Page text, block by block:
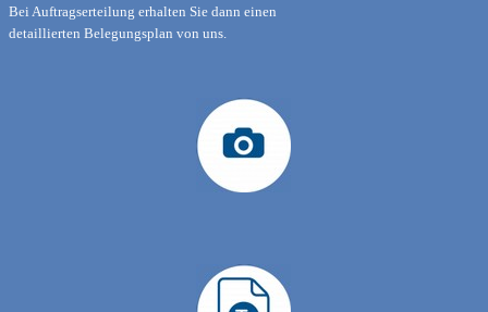
Bei Auftragserteilung erhalten Sie dann einen
detaillierten Belegungsplan von uns.